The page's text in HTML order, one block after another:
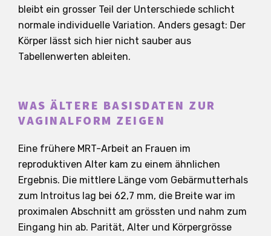
bleibt ein grosser Teil der Unterschiede schlicht
normale individuelle Variation. Anders gesagt: Der
Körper lässt sich hier nicht sauber aus
Tabellenwerten ableiten.
WAS ÄLTERE BASISDATEN ZUR
VAGINALFORM ZEIGEN
Eine frühere MRT-Arbeit an Frauen im
reproduktiven Alter kam zu einem ähnlichen
Ergebnis. Die mittlere Länge vom Gebärmutterhals
zum Introitus lag bei 62,7 mm, die Breite war im
proximalen Abschnitt am grössten und nahm zum
Eingang hin ab. Parität, Alter und Körpergrösse